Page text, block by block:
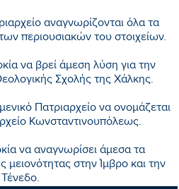
αναγνωρίζονται όλα τα
περιουσιακών του στοιχείων.
να βρεί άμεση λύση για την
Σχολής της Χάλκης.
Πατριαρχείο να ονομάζεται
Κωνσταντινουπόλεως.
να αναγνωρίσει άμεσα τα
μειονότητας στην Ίμβρο και την
Τένεδο.